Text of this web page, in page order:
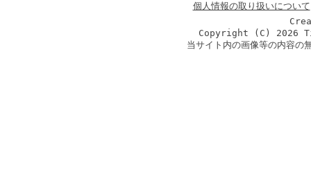
個人情報の取り扱いについて
Copyright (C) 2026
当サイト内の画像等の内容の